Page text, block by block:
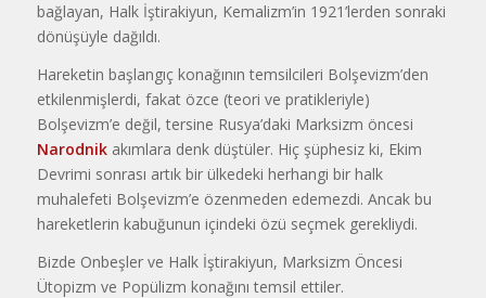
bağlayan, Halk İştirakiyun, Kemalizm’in 1921’lerden sonraki
dönüşüyle dağıldı.
Hareketin başlangıç konağının temsilcileri Bolşevizm’den
etkilenmişlerdi, fakat özce (teori ve pratikleriyle)
Bolşevizm’e değil, tersine Rusya’daki Marksizm öncesi
Narodnikakımlara denk düştüler. Hiç şüphesiz ki, Ekim
Devrimi sonrası artık bir ülkedeki herhangi bir halk
muhalefeti Bolşevizm’e özenmeden edemezdi. Ancak bu
hareketlerin kabuğunun içindeki özü seçmek gerekliydi.
Bizde Onbeşler ve Halk İştirakiyun, Marksizm Öncesi
Ütopizm ve Popülizm konağını temsil ettiler.